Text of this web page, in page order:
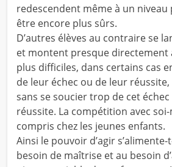
redescendent même à un niveau
être encore plus sûrs.
D’autres élèves au contraire se
et montent presque directement
plus difficiles, dans certains cas
de leur échec ou de leur réussite,
sans se soucier trop de cet
réussite. La compétition avec
compris chez les jeunes enfants.
Ainsi le pouvoir d’agir
besoin de maîtrise et au besoin